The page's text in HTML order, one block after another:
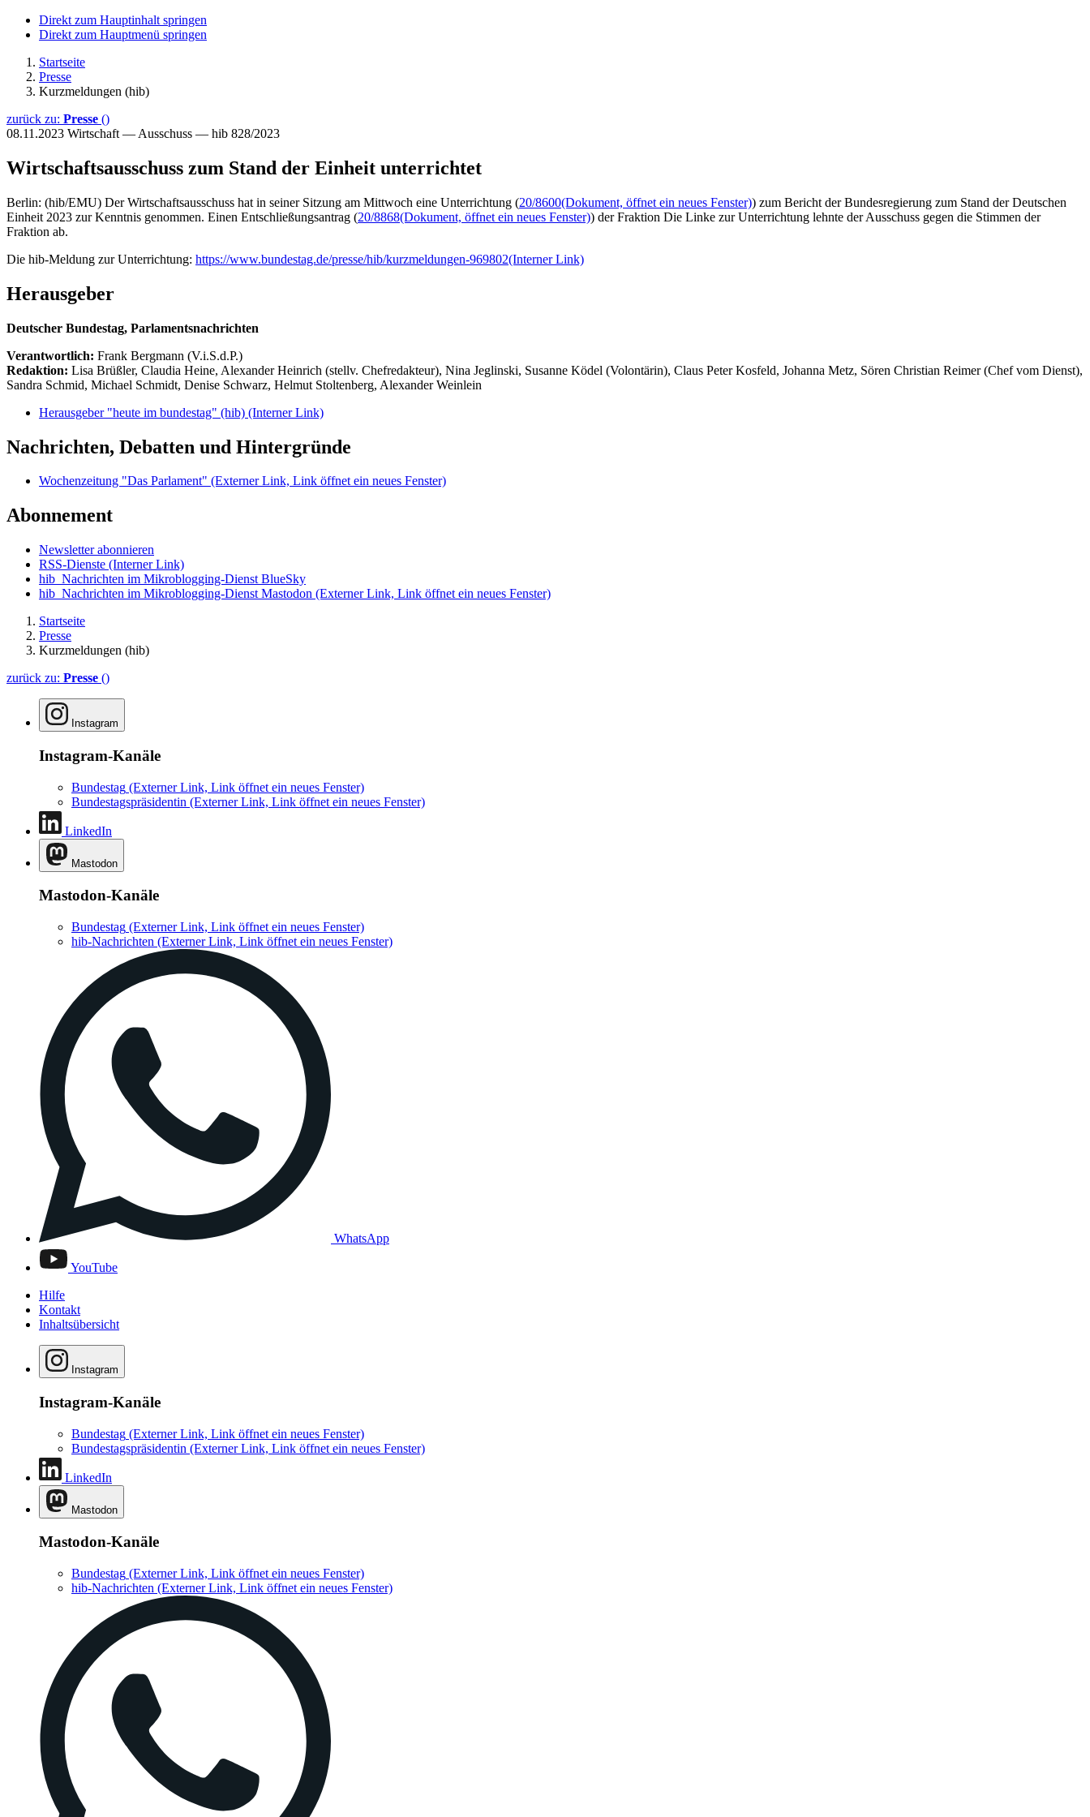
Direkt zum Hauptinhalt springen
Direkt zum Hauptmenü springen
Startseite
Presse
Kurzmeldungen (hib)
zurück zu: Presse ()
08.11.2023 Wirtschaft — Ausschuss — hib 828/2023
Wirtschaftsausschuss zum Stand der Einheit unterrichtet
Berlin: (hib/EMU) Der Wirtschaftsausschuss hat in seiner Sitzung am Mittwoch eine Unterrichtung (20/8600(Dokument, öffnet ein neues Fenster)) zum Bericht der Bundesregierung zum Stand der Deutschen
Einheit 2023 zur Kenntnis genommen. Einen Entschließungsantrag (20/8868(Dokument, öffnet ein neues Fenster)) der Fraktion Die Linke zur Unterrichtung lehnte der Ausschuss gegen die Stimmen der
Fraktion ab.
Die hib-Meldung zur Unterrichtung: https://www.bundestag.de/presse/hib/kurzmeldungen-969802(Interner Link)
Herausgeber
Deutscher Bundestag, Parlamentsnachrichten
Verantwortlich: Frank Bergmann (V.i.S.d.P.)
Redaktion: Lisa Brüßler, Claudia Heine, Alexander Heinrich (stellv. Chefredakteur), Nina Jeglinski, Susanne Ködel (Volontärin), Claus Peter Kosfeld, Johanna Metz, Sören Christian Reimer (Chef vom Dienst),
Sandra Schmid, Michael Schmidt, Denise Schwarz, Helmut Stoltenberg, Alexander Weinlein
Herausgeber "heute im bundestag" (hib) (Interner Link)
Nachrichten, Debatten und Hintergründe
Wochenzeitung "Das Parlament" (Externer Link, Link öffnet ein neues Fenster)
Abonnement
Newsletter abonnieren
RSS-Dienste (Interner Link)
hib_Nachrichten im Mikroblogging-Dienst BlueSky
hib_Nachrichten im Mikroblogging-Dienst Mastodon (Externer Link, Link öffnet ein neues Fenster)
Startseite
Presse
Kurzmeldungen (hib)
zurück zu: Presse ()
Instagram
Instagram-Kanäle
Bundestag (Externer Link, Link öffnet ein neues Fenster)
Bundestagspräsidentin (Externer Link, Link öffnet ein neues Fenster)
LinkedIn
Mastodon
Mastodon-Kanäle
Bundestag (Externer Link, Link öffnet ein neues Fenster)
hib-Nachrichten (Externer Link, Link öffnet ein neues Fenster)
WhatsApp
YouTube
Hilfe
Kontakt
Inhaltsübersicht
Instagram
Instagram-Kanäle
Bundestag (Externer Link, Link öffnet ein neues Fenster)
Bundestagspräsidentin (Externer Link, Link öffnet ein neues Fenster)
LinkedIn
Mastodon
Mastodon-Kanäle
Bundestag (Externer Link, Link öffnet ein neues Fenster)
hib-Nachrichten (Externer Link, Link öffnet ein neues Fenster)